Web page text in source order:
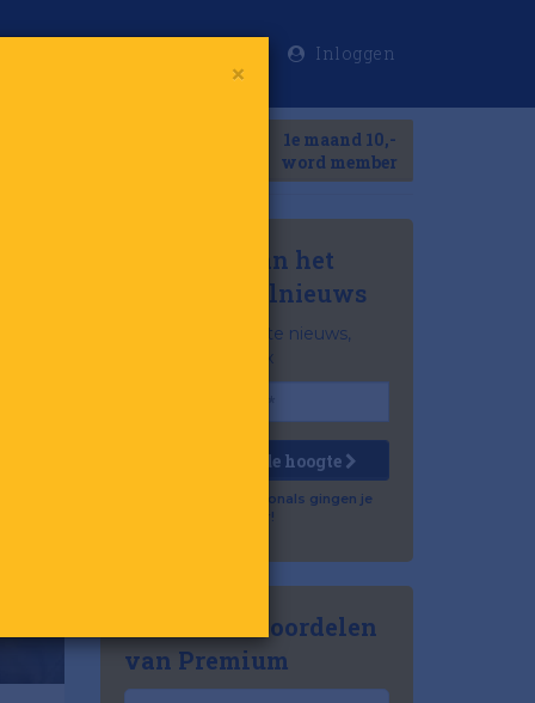
Inloggen
1e maand 10,-
word member
Mis niets van het
laatste retailnieuws
Het belangrijkste nieuws,
gratis in je inbox
Houd mij op de hoogte
Al 57.500 professionals gingen je
voor!
Ontdek de voordelen
van Premium
×